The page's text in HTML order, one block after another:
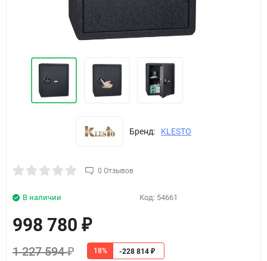
Бренд: KLESTO
0 Отзывов
В наличии Код: 54661
998 780 ₽
1 227 594₽ 18% -228 814 ₽